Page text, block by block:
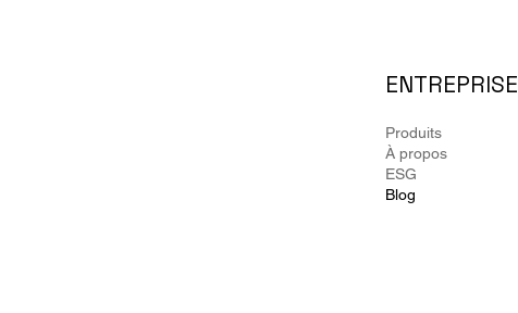
ENTREPRISE
Produits
À propos
ESG
Blog